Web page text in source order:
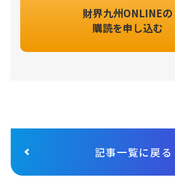
財界九州ONLINEの
購読を申し込む
記事一覧に戻る